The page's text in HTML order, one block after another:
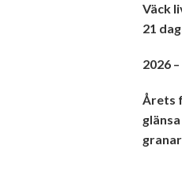
Väck
21
2026
Årets
granar